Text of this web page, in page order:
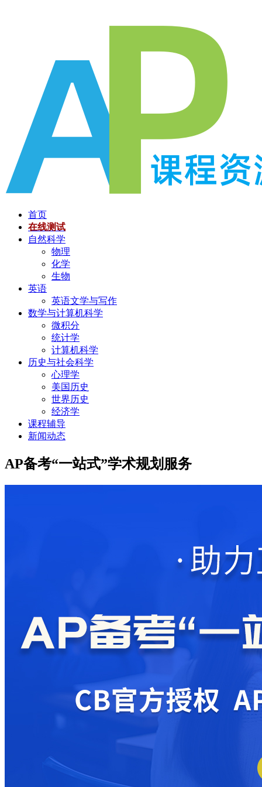
首页
在线测试
自然科学
物理
化学
生物
英语
英语文学与写作
数学与计算机科学
微积分
统计学
计算机科学
历史与社会科学
心理学
美国历史
世界历史
经济学
课程辅导
新闻动态
AP备考“一站式”学术规划服务